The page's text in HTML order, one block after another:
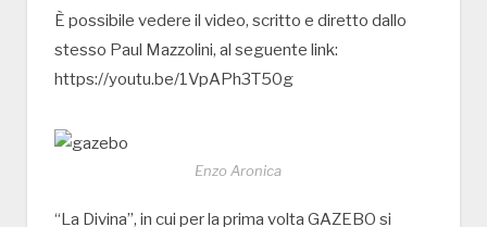
È possibile vedere il video, scritto e diretto dallo
stesso Paul Mazzolini, al seguente link:
https://youtu.be/1VpAPh3T50g
Enzo Aronica
“La Divina”, in cui per la prima volta GAZEBO si